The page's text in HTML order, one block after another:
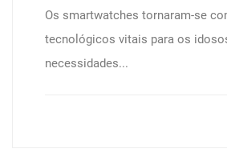
Os smartwatches tornaram-se
tecnológicos vitais para os
necessidades...